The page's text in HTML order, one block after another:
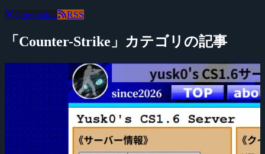
@negitaku RSS
「Counter-Strike」カテゴリの記事